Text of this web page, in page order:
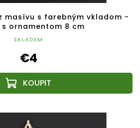
masívu s farebným vkladom -
ornamentom 8 cm
SKLADEM
€4